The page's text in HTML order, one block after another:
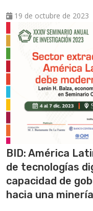
19 de octubre de 2023
BID: América
de tecnologías
capacidad de
hacia una